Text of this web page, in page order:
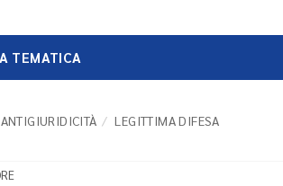
TEMATICA
ANTIGIURIDICITÀ LEGITTIMA DIFESA